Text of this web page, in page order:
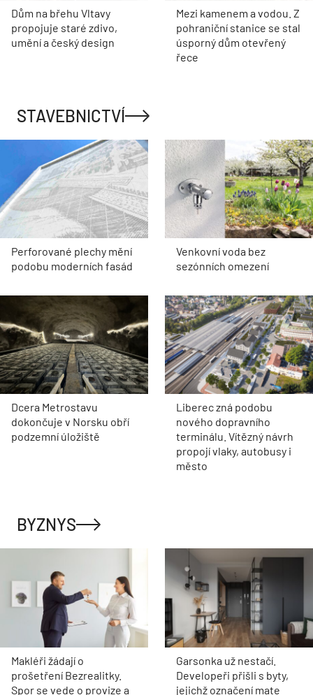
Dům na břehu Vltavy
propojuje staré zdivo,
umění a český design
Mezi kamenem a vodou. Z
pohraniční stanice se stal
úsporný dům otevřený
řece
STAVEBNICTVÍ
Perforované plechy mění
podobu moderních fasád
Venkovní voda bez
sezónních omezení
Dcera Metrostavu
dokončuje v Norsku obří
podzemní úložiště
Liberec zná podobu
nového dopravního
terminálu. Vítězný návrh
propojí vlaky, autobusy i
město
BYZNYS
Makléři žádají o
prošetření Bezrealitky.
Spor se vede o provize a
Garsonka už nestačí.
Developeři přišli s byty,
jejichž označení mate